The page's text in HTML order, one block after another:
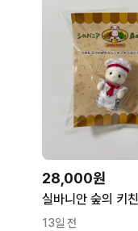
28,000원
13일 전